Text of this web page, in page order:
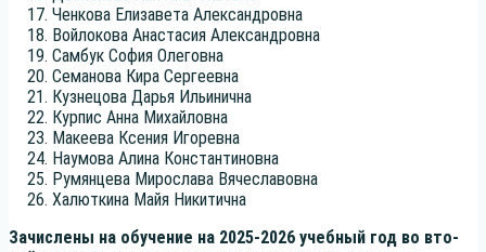
Чен­ко­ва Ели­за­ве­та Александровна
Вой­ло­ко­ва Ана­ста­сия Александровна
Сам­бук София Олеговна
Сема­но­ва Кира Сергеевна
Куз­не­цо­ва Дарья Ильинична
Кур­пис Анна Михайловна
Маке­е­ва Ксе­ния Игоревна
Нау­мо­ва Али­на Константиновна
Румян­це­ва Миро­сла­ва Вячеславовна
Халют­ки­на Майя Никитична
Зачис­ле­ны на обу­че­ние на 2025-2026 учеб­ный год во вто­